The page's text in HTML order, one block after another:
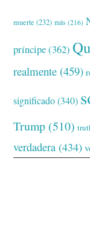
muerte (232) más (216)
príncipe(362)
realmente (459)
significado(340)
Trump (510)
verdadera (434)